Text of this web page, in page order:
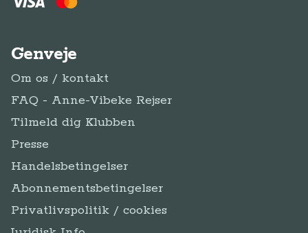
Genveje
Om os / kontakt
FAQ - Anne-Vibeke Rejser
Tilmeld dig Klubben
Presse
Handelsbetingelser
Abonnementsbetingelser
Privatlivspolitik / cookies